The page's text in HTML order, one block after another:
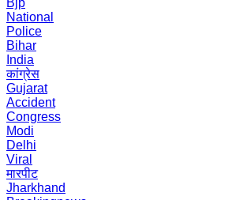
Bjp
National
Police
Bihar
India
कांग्रेस
Gujarat
Accident
Congress
Modi
Delhi
Viral
मारपीट
Jharkhand